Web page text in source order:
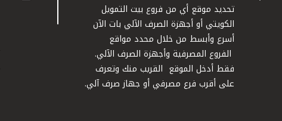
تحديد موقع أي من فروع بيت التمويل
الكويتي أو أجهزة الصرف الآلي بات الآن
أسرع وأبسط من خلال محدد مواقع
الفروع المصرفية وأجهزة الصرف الآلي.
فقط أدخل الموقع القريب منك وتعرف
على أقرب فرع مصرفي أو جهاز صرف آلي.